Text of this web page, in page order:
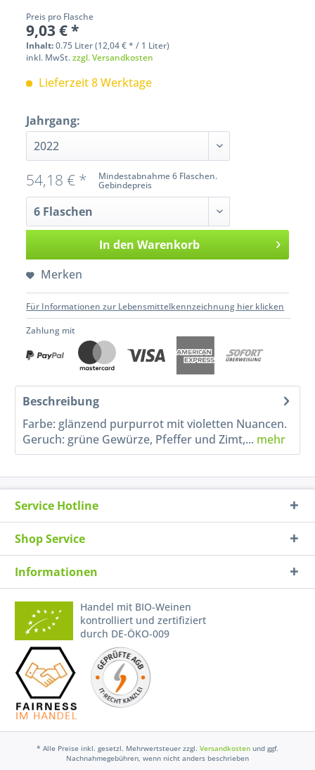
Preis pro Flasche
9,03 € *
Inhalt:0.75 Liter (12,04 € * / 1 Liter)
inkl. MwSt.zzgl. Versandkosten
Lieferzeit 8 Werktage
Jahrgang:
Mindestabnahme 6 Flaschen.
Gebindepreis
54,18 € *
In den Warenkorb
Merken
Für Informationen zur Lebensmittelkennzeichnung hier klicken
Zahlung mit
Beschreibung
Farbe: glänzend purpurrot mit violetten Nuancen.
Geruch: grüne Gewürze, Pfeffer und Zimt,... mehr
Service Hotline
Shop Service
Informationen
Handel mit BIO-Weinen
kontrolliert und zertifiziert
durch DE-ÖKO-009
* Alle Preise inkl. gesetzl. Mehrwertsteuer zzgl. Versandkosten und ggf.
Nachnahmegebühren, wenn nicht anders beschrieben